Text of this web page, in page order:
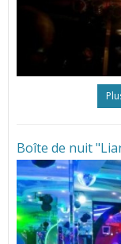
Boîte de nuit